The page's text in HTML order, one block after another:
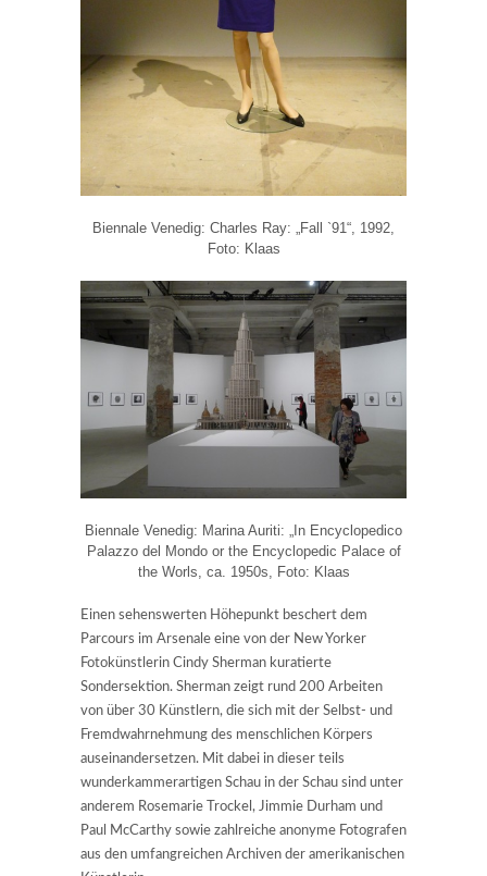
Biennale Venedig: Charles Ray: „Fall `91“, 1992,
Foto: Klaas
Biennale Venedig: Marina Auriti: „In Encyclopedico
Palazzo del Mondo or the Encyclopedic Palace of
the Worls, ca. 1950s, Foto: Klaas
Einen sehenswerten Höhepunkt beschert dem
Parcours im Arsenale eine von der New Yorker
Fotokünstlerin Cindy Sherman kuratierte
Sondersektion. Sherman zeigt rund 200 Arbeiten
von über 30 Künstlern, die sich mit der Selbst- und
Fremdwahrnehmung des menschlichen Körpers
auseinandersetzen. Mit dabei in dieser teils
wunderkammerartigen Schau in der Schau sind unter
anderem Rosemarie Trockel, Jimmie Durham und
Paul McCarthy sowie zahlreiche anonyme Fotografen
aus den umfangreichen Archiven der amerikanischen